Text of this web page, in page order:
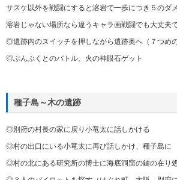
サスケ以外を戦闘にすると溶岩で一歩につき５のダ
溶岩じゃない場所なら違うキャラ画戦闘でも大丈夫で
◎遺跡内のスイッチを押しながら遺跡奥へ（７つめ
◎ぶんぶくとのバトル、火の神眼石ゲット
種子島～木の遺跡
◎別府の村長の家に戻り小竜太に話しかける
◎村の出口にいる小竜太に再び話しかけ、種子島に
◎村の北にある研究所の博士に海底洞窟の鍵の在り